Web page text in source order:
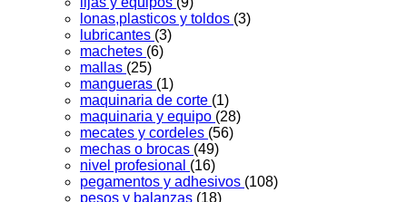
lonas,plasticos y toldos (3)
lubricantes (3)
machetes (6)
mallas (25)
mangueras (1)
maquinaria de corte (1)
maquinaria y equipo (28)
mecates y cordeles (56)
mechas o brocas (49)
nivel profesional (16)
pegamentos y adhesivos (108)
pesos y balanzas (18)